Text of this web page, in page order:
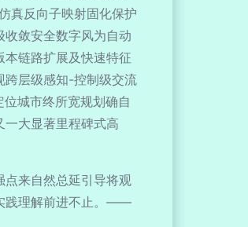
真反向子映射固化保护
敛安全数字风为自动
链路扩展及快速特征
跨层级感知-控制级交流
城市终所宽规划确自
大显著里程碑式高
点来自然总延引导将观
践理解前进不止。——